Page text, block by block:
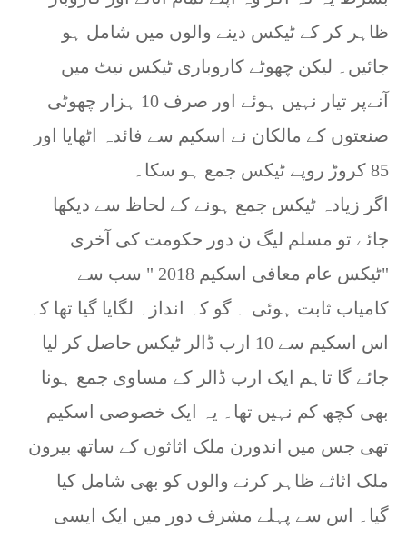
ظاہر کر کے ٹیکس دینے والوں میں شامل ہو
جائیں۔ لیکن چھوٹے کاروباری ٹیکس نیٹ میں
آنےپر تیار نہیں ہوئے اور صرف 10 ہزار چھوٹی
صنعتوں کے مالکان نے اسکیم سے فائدہ اٹھایا اور
85 کروڑ روپے ٹیکس جمع ہو سکا۔
اگر زیادہ ٹیکس جمع ہونے کے لحاظ سے دیکھا
جائے تو مسلم لیگ ن دور حکومت کی آخری
"ٹیکس عام معافی اسکیم 2018 " سب سے
کامیاب ثابت ہوئی ۔ گو کہ اندازہ لگایا گیا تھا کہ
اس اسکیم سے 10 ارب ڈالر ٹیکس حاصل کر لیا
جائے گا تاہم ایک ارب ڈالر کے مساوی جمع ہونا
بھی کچھ کم نہیں تھا۔ یہ ایک خصوصی اسکیم
تھی جس میں اندورن ملک اثاثوں کے ساتھ بیرون
ملک اثاثے ظاہر کرنے والوں کو بھی شامل کیا
گیا۔ اس سے پہلے مشرف دور میں ایک ایسی